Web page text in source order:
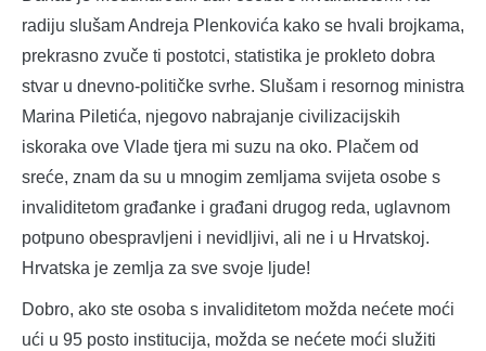
radiju slušam Andreja Plenkovića kako se hvali brojkama,
prekrasno zvuče ti postotci, statistika je prokleto dobra
stvar u dnevno-političke svrhe. Slušam i resornog ministra
Marina Piletića, njegovo nabrajanje civilizacijskih
iskoraka ove Vlade tjera mi suzu na oko. Plačem od
sreće, znam da su u mnogim zemljama svijeta osobe s
invaliditetom građanke i građani drugog reda, uglavnom
potpuno obespravljeni i nevidljivi, ali ne i u Hrvatskoj.
Hrvatska je zemlja za sve svoje ljude!
Dobro, ako ste osoba s invaliditetom možda nećete moći
ući u 95 posto institucija, možda se nećete moći služiti